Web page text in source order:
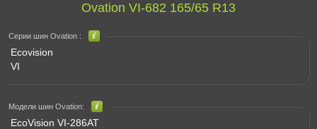
Ovation VI-682 165/65 R13
Серии шин Ovation :
Ecovision
VI
Модели шин Ovation:
EcoVision VI-286AT